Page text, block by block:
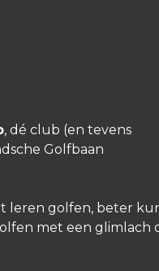
, dé club (en tevens
Golfbaan
leren golfen, beter
met een glimlach